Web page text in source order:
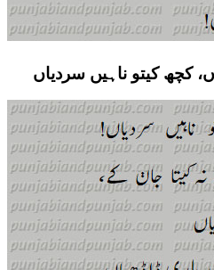
کچھ کیتو ناہیں سردیاں